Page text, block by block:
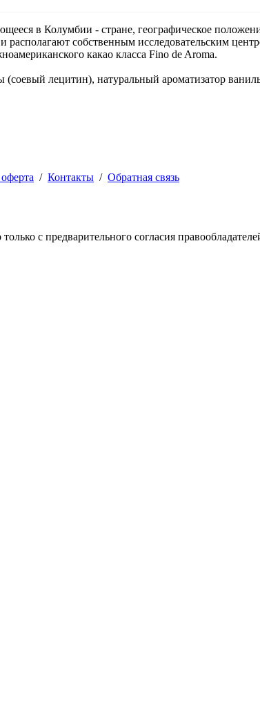
в Колумбии - стране, географическое
собственным исследовательским
какао класса Fino de Aroma.
(соевый лецитин), натуральный ароматизатор
/ Контакты / Обратная связь
с предварительного согласия